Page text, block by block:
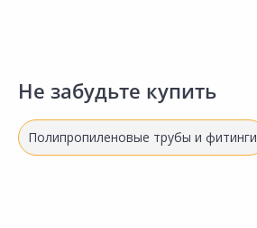
Не забудьте купить
Полипропиленовые трубы и фитинги